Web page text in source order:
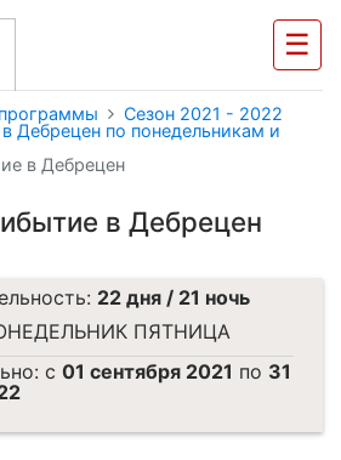
☰
Cезон 2021 - 2022
Дебрецен по понедельникам и
в Дебрецен
в Дебрецен
22 дня / 21 ночь
ПЯТНИЦА
c01 сентября 2021 по 31